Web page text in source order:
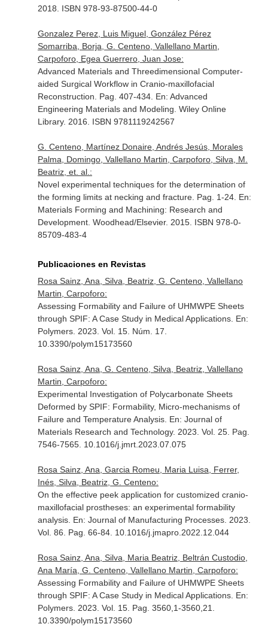
2018. ISBN 978-93-87500-44-0
Gonzalez Perez, Luis Miguel, González Pérez
Somarriba, Borja, G. Centeno, Vallellano Martin,
Carpoforo, Egea Guerrero, Juan Jose:
Advanced Materials and Threedimensional Computer-
aided Surgical Workflow in Cranio-maxillofacial
Reconstruction. Pag. 407-434. En: Advanced
Engineering Materials and Modeling . Wiley Online
Library. 2016. ISBN 9781119242567
G. Centeno, Martínez Donaire, Andrés Jesús, Morales
Palma, Domingo, Vallellano Martin, Carpoforo, Silva, M.
Beatriz, et. al.:
Novel experimental techniques for the determination of
the forming limits at necking and fracture. Pag. 1-24. En:
Materials Forming and Machining: Research and
Development. Woodhead/Elsevier. 2015. ISBN 978-0-
85709-483-4
Publicaciones en Revistas
Rosa Sainz, Ana, Silva, Beatriz, G. Centeno, Vallellano
Martin, Carpoforo:
Assessing Formability and Failure of UHMWPE Sheets
through SPIF: A Case Study in Medical Applications. En:
Polymers. 2023. Vol. 15. Núm. 17.
10.3390/polym15173560
Rosa Sainz, Ana, G. Centeno, Silva, Beatriz, Vallellano
Martin, Carpoforo:
Experimental Investigation of Polycarbonate Sheets
Deformed by SPIF: Formability, Micro-mechanisms of
Failure and Temperature Analysis. En: Journal of
Materials Research and Technology. 2023. Vol. 25. Pag.
7546-7565. 10.1016/j.jmrt.2023.07.075
Rosa Sainz, Ana, Garcia Romeu, Maria Luisa, Ferrer,
Inés, Silva, Beatriz, G. Centeno:
On the effective peek application for customized cranio-
maxillofacial prostheses: an experimental formability
analysis. En: Journal of Manufacturing Processes. 2023.
Vol. 86. Pag. 66-84. 10.1016/j.jmapro.2022.12.044
Rosa Sainz, Ana, Silva, Maria Beatriz, Beltrán Custodio,
Ana María, G. Centeno, Vallellano Martin, Carpoforo:
Assessing Formability and Failure of UHMWPE Sheets
through SPIF: A Case Study in Medical Applications. En:
Polymers. 2023. Vol. 15. Pag. 3560,1-3560,21.
10.3390/polym15173560